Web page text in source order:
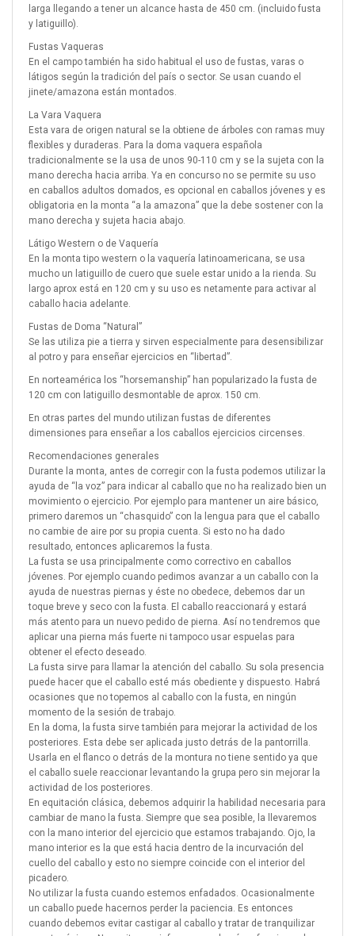
larga llegando a tener un alcance hasta de 450 cm. (incluido fusta
y latiguillo).
Fustas Vaqueras
En el campo también ha sido habitual el uso de fustas, varas o
látigos según la tradición del país o sector. Se usan cuando el
jinete/amazona están montados.
La Vara Vaquera
Esta vara de origen natural se la obtiene de árboles con ramas muy
flexibles y duraderas. Para la doma vaquera española
tradicionalmente se la usa de unos 90-110 cm y se la sujeta con la
mano derecha hacia arriba. Ya en concurso no se permite su uso
en caballos adultos domados, es opcional en caballos jóvenes y es
obligatoria en la monta “a la amazona” que la debe sostener con la
mano derecha y sujeta hacia abajo.
Látigo Western o de Vaquería
En la monta tipo western o la vaquería latinoamericana, se usa
mucho un latiguillo de cuero que suele estar unido a la rienda. Su
largo aprox está en 120 cm y su uso es netamente para activar al
caballo hacia adelante.
Fustas de Doma “Natural”
Se las utiliza pie a tierra y sirven especialmente para desensibilizar
al potro y para enseñar ejercicios en “libertad”.
En norteamérica los “horsemanship” han popularizado la fusta de
120 cm con latiguillo desmontable de aprox. 150 cm.
En otras partes del mundo utilizan fustas de diferentes
dimensiones para enseñar a los caballos ejercicios circenses.
Recomendaciones generales
Durante la monta, antes de corregir con la fusta podemos utilizar la
ayuda de “la voz” para indicar al caballo que no ha realizado bien un
movimiento o ejercicio. Por ejemplo para mantener un aire básico,
primero daremos un “chasquido” con la lengua para que el caballo
no cambie de aire por su propia cuenta. Si esto no ha dado
resultado, entonces aplicaremos la fusta.
La fusta se usa principalmente como correctivo en caballos
jóvenes. Por ejemplo cuando pedimos avanzar a un caballo con la
ayuda de nuestras piernas y éste no obedece, debemos dar un
toque breve y seco con la fusta. El caballo reaccionará y estará
más atento para un nuevo pedido de pierna. Así no tendremos que
aplicar una pierna más fuerte ni tampoco usar espuelas para
obtener el efecto deseado.
La fusta sirve para llamar la atención del caballo. Su sola presencia
puede hacer que el caballo esté más obediente y dispuesto. Habrá
ocasiones que no topemos al caballo con la fusta, en ningún
momento de la sesión de trabajo.
En la doma, la fusta sirve también para mejorar la actividad de los
posteriores. Esta debe ser aplicada justo detrás de la pantorrilla.
Usarla en el flanco o detrás de la montura no tiene sentido ya que
el caballo suele reaccionar levantando la grupa pero sin mejorar la
actividad de los posteriores.
En equitación clásica, debemos adquirir la habilidad necesaria para
cambiar de mano la fusta. Siempre que sea posible, la llevaremos
con la mano interior del ejercicio que estamos trabajando. Ojo, la
mano interior es la que está hacia dentro de la incurvación del
cuello del caballo y esto no siempre coincide con el interior del
picadero.
No utilizar la fusta cuando estemos enfadados. Ocasionalmente
un caballo puede hacernos perder la paciencia. Es entonces
cuando debemos evitar castigar al caballo y tratar de tranquilizar